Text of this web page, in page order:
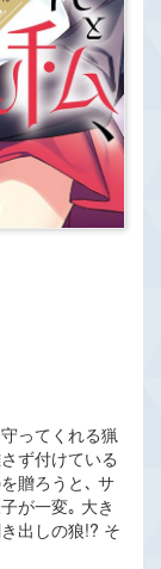
ってくれる猟
ず付けている
贈ろうと､ サ
が一変｡ 大き
出しの狼!? そ